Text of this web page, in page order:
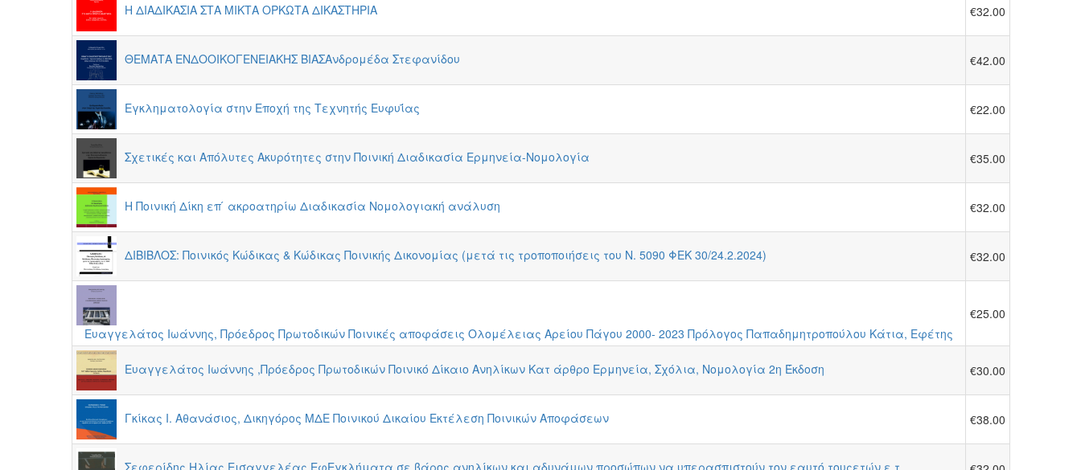
Η ΔΙΑΔΙΚΑΣΙΑ ΣΤΑ ΜΙΚΤΑ ΟΡΚΩΤΑ ΔΙΚΑΣΤΗΡΙΑ €32.00
ΘΕΜΑΤΑ ΕΝΔΟΟΙΚΟΓΕΝΕΙΑΚΗΣ ΒΙΑΣΑνδρομέδα Στεφανίδου €42.00
Εγκληματολογία στην Εποχή της Τεχνητής Ευφυΐας €22.00
Σχετικές και Απόλυτες Ακυρότητες στην Ποινική Διαδικασία Ερμηνεία-Νομολογία €35.00
Η Ποινική Δίκη επ ́ ακροατηρίω Διαδικασία Νομολογιακή ανάλυση €32.00
ΔΙΒΙΒΛΟΣ: Ποινικός Κώδικας & Κώδικας Ποινικής Δικονομίας (μετά τις τροποποιήσεις του Ν. 5090 ΦΕΚ 30/24.2.2024) €32.00
Ευαγγελάτος Ιωάννης, Πρόεδρος Πρωτοδικών Ποινικές αποφάσεις Ολομέλειας Αρείου Πάγου 2000- 2023 Πρόλογος Παπαδημητροπούλου Κάτια, Εφέτης
€25.00
Ευαγγελάτος Ιωάννης ,Πρόεδρος Πρωτοδικών Ποινικό Δίκαιο Ανηλίκων Κατ άρθρο Ερμηνεία, Σχόλια, Νομολογία 2η Έκδοση €30.00
Γκίκας Ι. Αθανάσιος, Δικηγόρος ΜΔΕ Ποινικού Δικαίου Εκτέλεση Ποινικών Αποφάσεων €38.00
Σεφερίδης Ηλίας Εισαγγελέας ΕφΕγκλήματα σε βάρος ανηλίκων και αδυνάμων προσώπων να υπερασπιστούν τον εαυτό τουςετών ε.τ.